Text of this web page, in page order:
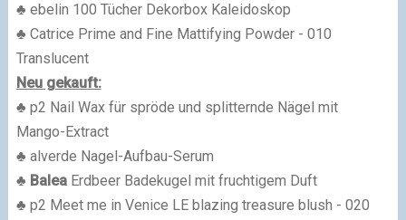
♣ ebelin 100 Tücher Dekorbox Kaleidoskop
♣ Catrice Prime and Fine Mattifying Powder - 010
Translucent
Neu gekauft:
♣ p2 Nail Wax für spröde und splitternde Nägel mit
Mango-Extract
♣ alverde Nagel-Aufbau-Serum
♣ BaleaErdbeer Badekugel mit fruchtigem Duft
♣ p2 Meet me in Venice LE blazing treasure blush - 020